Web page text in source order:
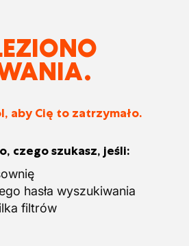
aby Cię to zatrzymało.
czego szukasz, jeśli:
hasła wyszukiwania
filtrów